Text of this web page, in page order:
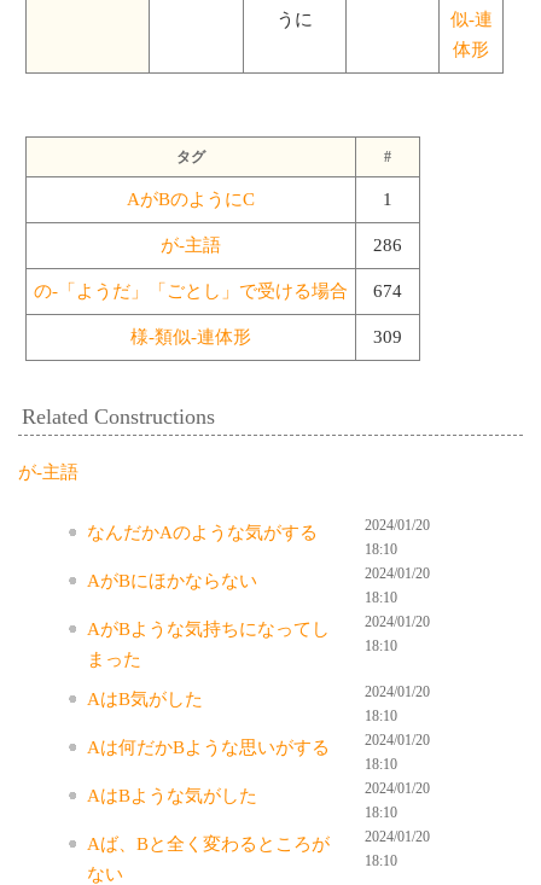
うに
似-連
体形
タグ #
AがBのようにC 1
が-主語 286
の-「ようだ」「ごとし」で受ける場合 674
様-類似-連体形 309
Related Constructions
が-主語
なんだかAのような気がする
2024/01/20
18:10
AがBにほかならない
2024/01/20
18:10
AがBような気持ちになってし
まった
2024/01/20
18:10
AはB気がした
2024/01/20
18:10
Aは何だかBような思いがする
2024/01/20
18:10
AはBような気がした
2024/01/20
18:10
Aば、Bと全く変わるところが
ない
2024/01/20
18:10